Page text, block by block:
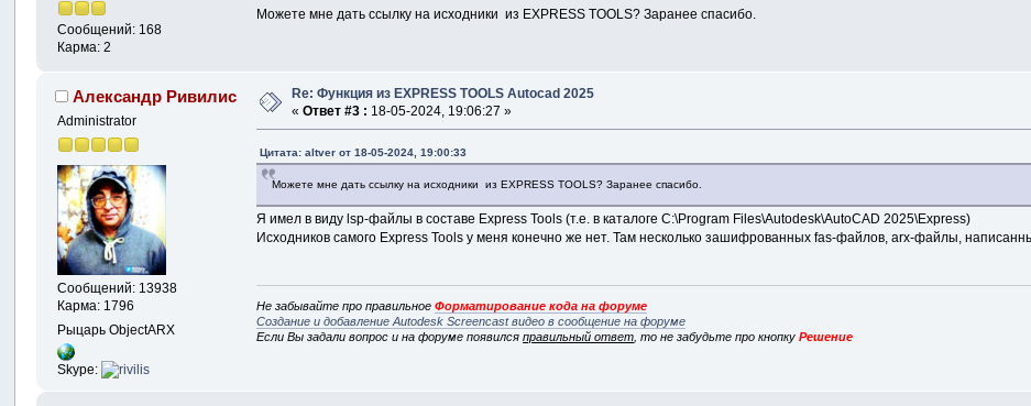
Сообщений: 168
Карма: 2
Можете мне дать ссылку на исходники из EXPRESS TOOLS? Заранее спасибо.
Александр Ривилис
Administrator
Сообщений: 13938
Карма: 1796
Рыцарь ObjectARX
Skype:
Re: Функция из EXPRESS TOOLS Autocad 2025
«Ответ #3 : 18-05-2024, 19:06:27 »
Цитата: altver от 18-05-2024, 19:00:33
Можете мне дать ссылку на исходники из EXPRESS TOOLS? Заранее спасибо.
Я имел в виду lsp-файлы в составе Express Tools (т.е. в каталоге C:\Program Files\Autodesk\AutoCAD 2025\Express)
Исходников самого Express Tools у меня конечно же нет. Там несколько зашифрованных fas-файлов, arx-файлы,
Не забывайте про правильноеФорматирование кода на форуме
Создание и добавление Autodesk Screencast видео в сообщение на форуме
Если Вы задали вопрос и на форуме появилсяправильный ответ , то не забудьте про кнопкуРешение